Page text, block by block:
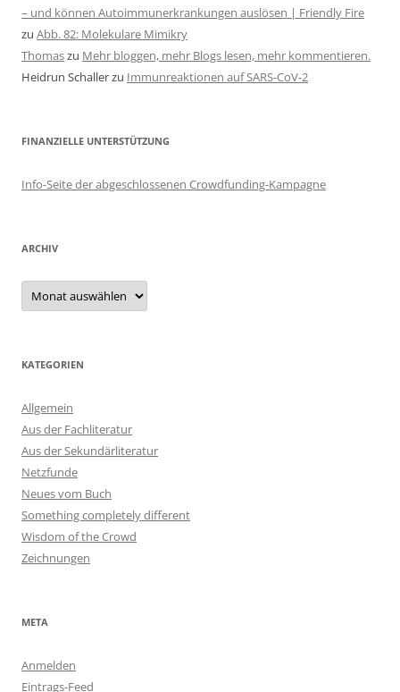
– und können Autoimmunerkrankungen auslösen | Friendly Fire
zu Abb. 82: Molekulare Mimikry
Thomaszu Mehr bloggen, mehr Blogs lesen, mehr kommentieren.
Heidrun Schallerzu Immunreaktionen auf SARS-CoV-2
FINANZIELLE UNTERSTÜTZUNG
Info-Seite der abgeschlossenen Crowdfunding-Kampagne
ARCHIV
Archiv
KATEGORIEN
Allgemein
Aus der Fachliteratur
Aus der Sekundärliteratur
Netzfunde
Neues vom Buch
Something completely different
Wisdom of the Crowd
Zeichnungen
META
Anmelden
Eintrags-Feed